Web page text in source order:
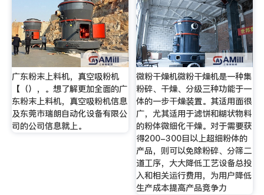
广东粉末上料机，真空吸粉机
【（），。想了解更加全面的广
东粉末上料机，真空吸粉机信息
及东莞市瑞朗自动化设备有限公
司的公司信息就上。
微粉干燥机微粉干燥机是一种集
粉碎、干燥、分级三种功能于一
体的一步干燥装置。其适用面很
广，尤其适用于滤饼和糊状物料
的粉体微细化干燥。对于需要获
得200-300目以上超细粉体的
产品，则可以免除粉碎、分筛二
道工序，大大降低工艺设备总投
入和相关运行费用，为用户降低
生产成本提高产品竞争力